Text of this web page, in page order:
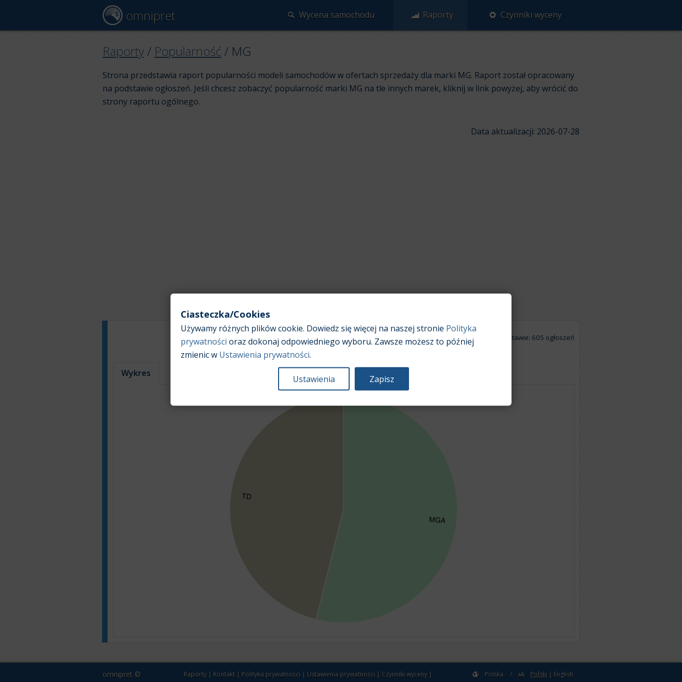
omnipret Wycena samochodu Raporty Czynniki wyceny
Raporty / Popularność / MG
Strona przedstawia raport popularności modeli samochodów w ofertach sprzedaży dla marki MG. Raport został opracowany
na podstawie ogłoszeń. Jeśli chcesz zobaczyć popularność marki MG na tle innych marek, kliknij w link powyżej, aby wrócić do
strony raportu ogólnego.
Data aktualizacji: 2026-07-28
Popularność poszczególnych modeli samochodów w
ofertach sprzedaży
Na podstawie: 605 ogłoszeń
Wykres
omnipret © Raporty | Kontakt | Polityka prywatności | Ustawienia prywatności | Czynniki wyceny | Polska / Polski | English
Ciasteczka/Cookies
Używamy różnych plików cookie. Dowiedz się więcej na naszej stronie Polityka
prywatności oraz dokonaj odpowiedniego wyboru. Zawsze możesz to później
zmienic w Ustawienia prywatności.
Ustawienia Zapisz